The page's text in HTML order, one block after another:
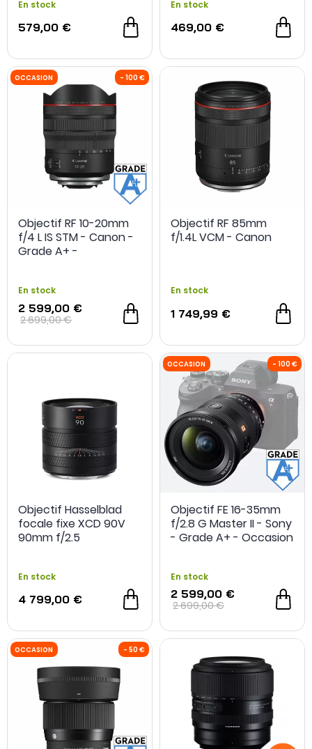
En stock
579,00 €
En stock
469,00 €
Objectif RF 10-20mm
f/4 L IS STM - Canon -
Grade A+ -
En stock
2 599,00 €
2 699,00 €
Objectif RF 85mm
f/1.4L VCM - Canon
En stock
1 749,99 €
Objectif Hasselblad
focale fixe XCD 90V
90mm f/2.5
En stock
4 799,00 €
Objectif FE 16-35mm
f/2.8 G Master II - Sony
- Grade A+ - Occasion
En stock
2 599,00 €
2 699,00 €